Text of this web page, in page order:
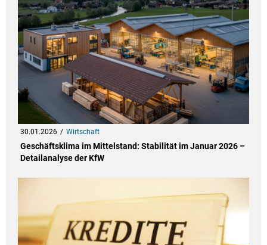
30.01.2026 Wirtschaft
Geschäftsklima im Mittelstand: Stabilität im Januar 2026 –
Detailanalyse der KfW